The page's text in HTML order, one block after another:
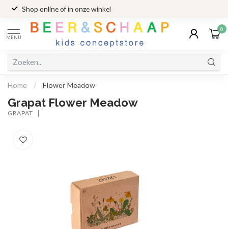
Shop online of in onze winkel
MENU
0
Home / Flower Meadow
Grapat Flower Meadow
GRAPAT